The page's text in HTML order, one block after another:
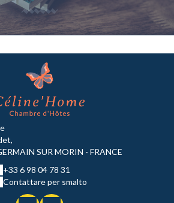
SUR MORIN - FRANCE
+33 6 98 04 78 31
Contattare per smalto